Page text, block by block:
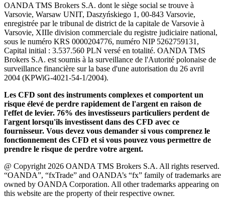
OANDA TMS Brokers S.A. dont le siège social se trouve à
Varsovie, Warsaw UNIT, Daszyńskiego 1, 00-843 Varsovie,
enregistrée par le tribunal de district de la capitale de Varsovie à
Varsovie, XIIIe division commerciale du registre judiciaire national,
sous le numéro KRS 0000204776, numéro NIP 5262759131,
Capital initial : 3.537.560 PLN versé en totalité. OANDA TMS
Brokers S.A. est soumis à la surveillance de l'Autorité polonaise de
surveillance financière sur la base d'une autorisation du 26 avril
2004 (KPWiG-4021-54-1/2004).
Les CFD sont des instruments complexes et comportent un
risque élevé de perdre rapidement de l'argent en raison de
l'effet de levier. 76% des investisseurs particuliers perdent de
l'argent lorsqu'ils investissent dans des CFD avec ce
fournisseur. Vous devez vous demander si vous comprenez le
fonctionnement des CFD et si vous pouvez vous permettre de
prendre le risque de perdre votre argent.
@ Copyright 2026 OANDA TMS Brokers S.A. All rights reserved.
“OANDA”, “fxTrade” and OANDA’s “fx” family of trademarks are
owned by OANDA Corporation. All other trademarks appearing on
this website are the property of their respective owner.